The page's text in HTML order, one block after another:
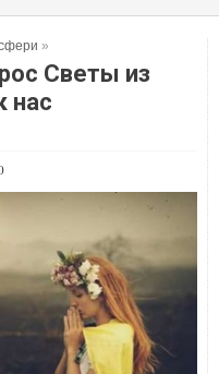
»
Светы из
нас